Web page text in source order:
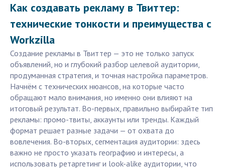
Как создавать рекламу в Твиттер:
технические тонкости и преимущества с
Workzilla
Создание рекламы в Твиттер — это не только запуск
объявлений, но и глубокий разбор целевой аудитории,
продуманная стратегия, и точная настройка параметров.
Начнём с технических нюансов, на которые часто
обращают мало внимания, но именно они влияют на
итоговый результат. Во-первых, правильно выбирайте тип
рекламы: промо-твиты, аккаунты или тренды. Каждый
формат решает разные задачи — от охвата до
вовлечения. Во-вторых, сегментация аудитории: здесь
важно не просто указать географию и интересы, а
использовать ретаргетинг и look-alike аудитории, что